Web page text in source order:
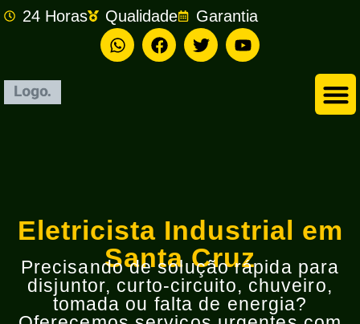
24 Horas Qualidade Garantia
Eletricista Industrial em
Santa Cruz
Precisando de solução rápida para
disjuntor, curto-circuito, chuveiro,
tomada ou falta de energia?